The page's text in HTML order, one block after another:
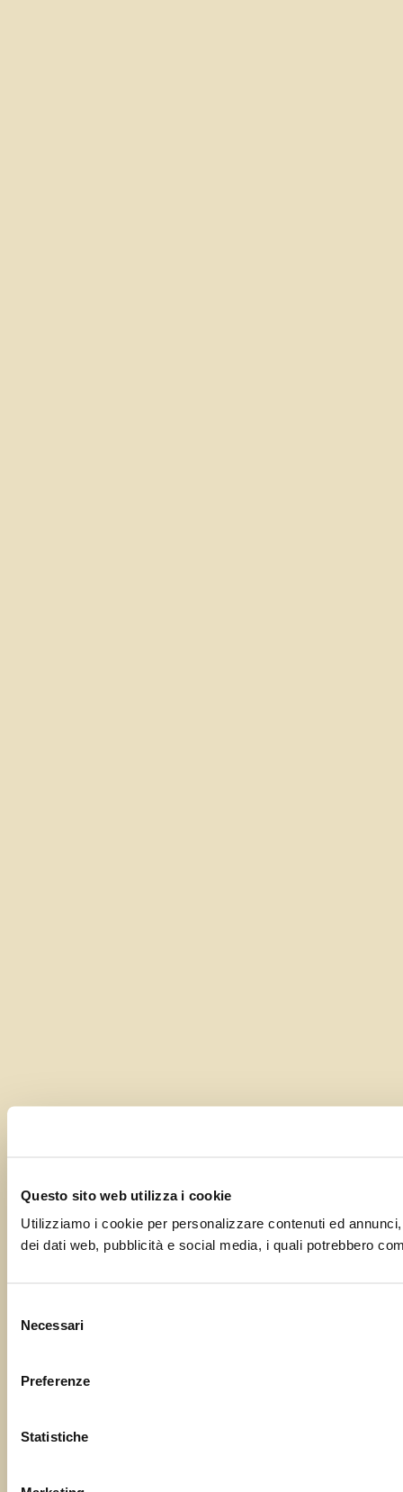
Questo sito web utilizza i cookie
Utilizziamo i cookie per personalizzare contenuti ed
dei dati web, pubblicità e social media, i quali potrebbero
delNecessari
Preferenze
Statistiche